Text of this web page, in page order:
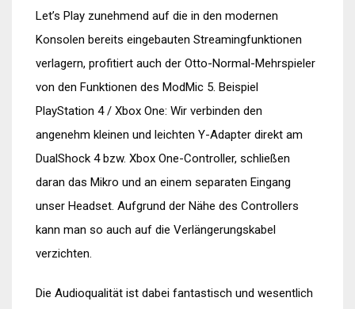
Let’s Play zunehmend auf die in den modernen
Konsolen bereits eingebauten Streamingfunktionen
verlagern, profitiert auch der Otto-Normal-Mehrspieler
von den Funktionen des ModMic 5. Beispiel
PlayStation 4 / Xbox One: Wir verbinden den
angenehm kleinen und leichten Y-Adapter direkt am
DualShock 4 bzw. Xbox One-Controller, schließen
daran das Mikro und an einem separaten Eingang
unser Headset. Aufgrund der Nähe des Controllers
kann man so auch auf die Verlängerungskabel
verzichten.
Die Audioqualität ist dabei fantastisch und wesentlich